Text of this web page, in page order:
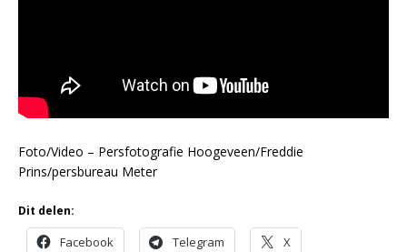
Foto/Video – Persfotografie Hoogeveen/Freddie
Prins/persbureau Meter
Dit delen:
Facebook Telegram X